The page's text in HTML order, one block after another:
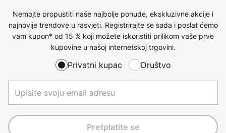
Nemojte propustiti naše najbolje ponude, ekskluzivne akcije i
najnovije trendove u rasvjeti. Registrirajte se sada i poslat ćemo
vam kupon* od 15 % koji možete iskoristiti prilikom vaše prve
kupovine u našoj internetskoj trgovini.
Privatni kupac Društvo
Pretplatite se